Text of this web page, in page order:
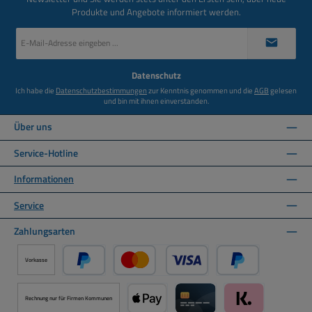
Produkte und Angebote informiert werden.
Mail-
Datenschutz
Ich habe die Datenschutzbestimmungenzur Kenntnis genommen und dieAGBgelesen
und bin mit ihnen einverstanden.
Über uns
Service-Hotline
Informationen
Service
Zahlungsarten
Vorkasse
PayPal Kredit- oder Debitkarte über PayPal
Später Bezahlen
Rechnung nur für Firmen Kommunen